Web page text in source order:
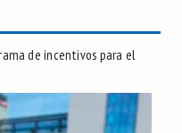
de incentivos para el